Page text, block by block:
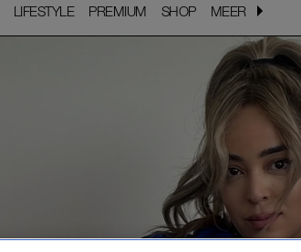
LIFESTYLE
LIFESTYLE PREMIUM
PREMIUM SHOP
SHOP MEER
MEER